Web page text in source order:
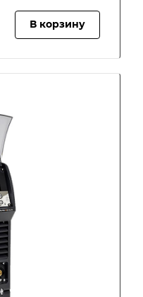
В корзину